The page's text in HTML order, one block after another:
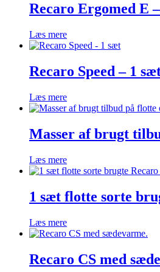
Recaro Ergomed E
Læs mere
Recaro Speed – 1
Læs mere
Masser af brugt
Læs mere
1 sæt flotte sorte
Læs mere
Recaro CS med